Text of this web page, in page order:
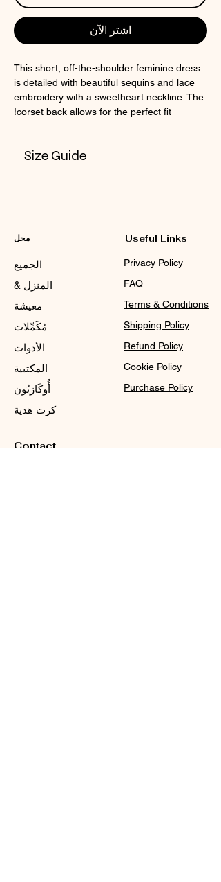
اشترِ الآن
This short, off-the-shoulder feminine dress
is detailed with beautiful sequins and lace
embroidery with a sweetheart neckline. The
corset back allows for the perfect fit!
Size Guide
محل
الجميع
المنزل &
معيشة
مُكَمِّلات
الأدوات
المكتبية
أُوكَازيُون
كرت هدية
Contact
Useful Links
Privacy Policy
FAQ
Terms & Conditions
Shipping Policy
Refund Policy
Cookie Policy
Purchase Policy